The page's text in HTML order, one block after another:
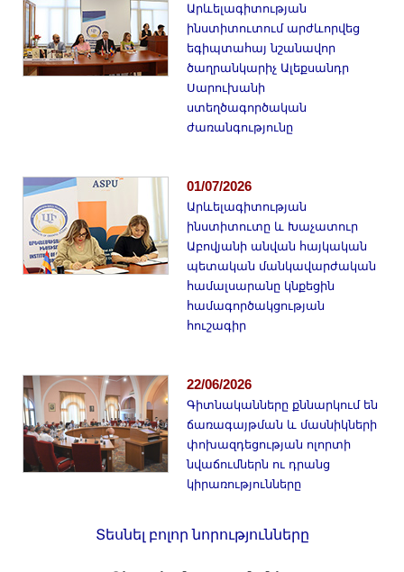
Արևելագիտության
ինստիտուտում արժևորվեց
եգիպտահայ նշանավոր
ծաղրանկարիչ Ալեքսանդր
Սարուխանի
ստեղծագործական
ժառանգությունը
01/07/2026
Արևելագիտության
ինստիտուտը և Խաչատուր
Աբովյանի անվան հայկական
պետական մանկավարժական
համալսարանը կնքեցին
համագործակցության
հուշագիր
22/06/2026
Գիտնականները քննարկում են
ճառագայթման և մասնիկների
փոխազդեցության ոլորտի
նվաճումներն ու դրանց
կիրառությունները
Տեսնել բոլոր նորությունները